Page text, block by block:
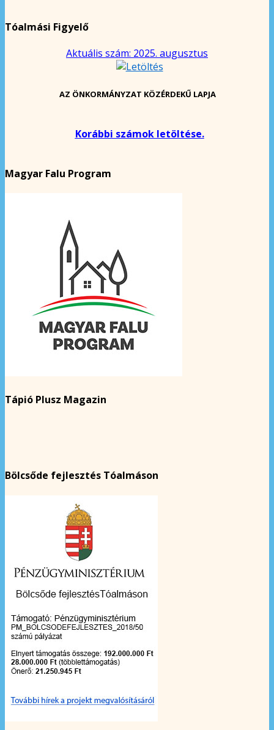
Tóalmási Figyelő
Aktuális szám: 2025. augusztus
AZ ÖNKORMÁNYZAT KÖZÉRDEKŰ LAPJA
Korábbi számok letöltése.
Magyar Falu Program
Tápió Plusz Magazin
Bölcsőde fejlesztés Tóalmáson